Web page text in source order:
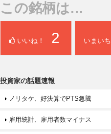
この銘柄は…
いいね！ 2 いまいち
投資家の話題速報
ノリタケ、好決算でPTS急騰
雇用統計、雇用者数マイナス